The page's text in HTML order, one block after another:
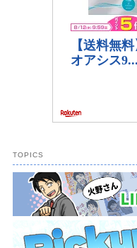
TOPICS